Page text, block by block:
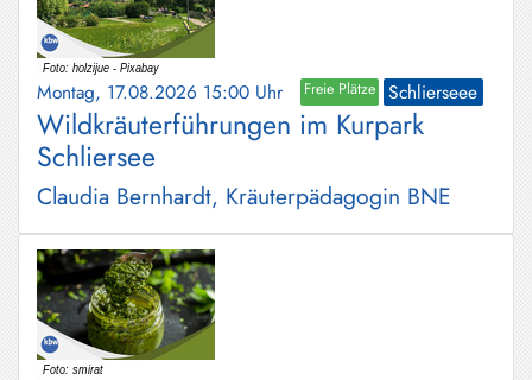
Montag, 17.08.2026 15:00 Uhr Freie Plätze Schlierseee
Wildkräuterführungen im Kurpark
Schliersee
Claudia Bernhardt, Kräuterpädagogin BNE